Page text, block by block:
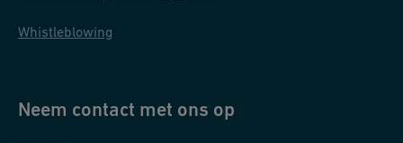
Whistleblowing
Neem contact met ons op